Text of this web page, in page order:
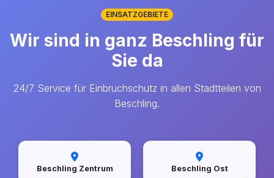
EINSATZGEBIETE
Wir sind in ganz Beschling für
Sie da
24/7 Service für Einbruchschutz in allen Stadtteilen von
Beschling.
Beschling Zentrum Beschling Ost